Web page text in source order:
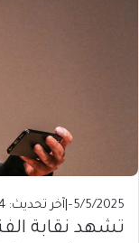
5/5/2025
– آخر تحديث: 5/5/2025
تشهد نقابة